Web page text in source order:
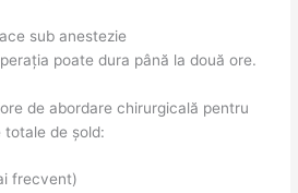
sub anestezie
poate dura până la două ore.
de abordare chirurgicală pentru
de șold:
frecvent)